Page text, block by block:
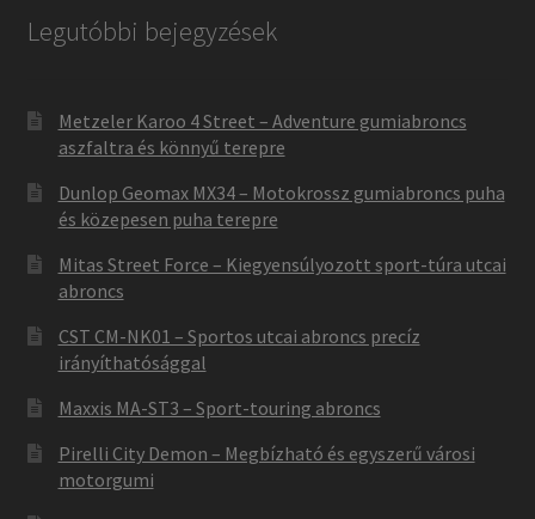
Legutóbbi bejegyzések
Metzeler Karoo 4 Street – Adventure gumiabroncs
aszfaltra és könnyű terepre
Dunlop Geomax MX34 – Motokrossz gumiabroncs puha
és közepesen puha terepre
Mitas Street Force – Kiegyensúlyozott sport-túra utcai
abroncs
CST CM-NK01 – Sportos utcai abroncs precíz
irányíthatósággal
Maxxis MA-ST3 – Sport-touring abroncs
Pirelli City Demon – Megbízható és egyszerű városi
motorgumi